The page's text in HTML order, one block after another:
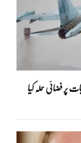
پر فضائی حملہ کیا